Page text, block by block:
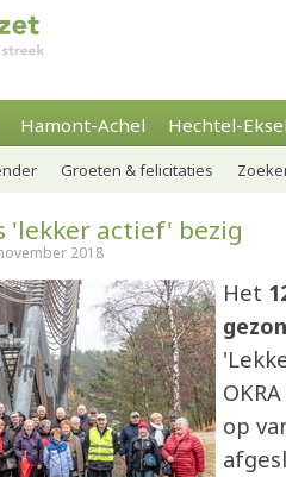
Hamont-Achel Hechtel-
Groeten & felicitaties
'lekker actief' bezig
2018
Het
op